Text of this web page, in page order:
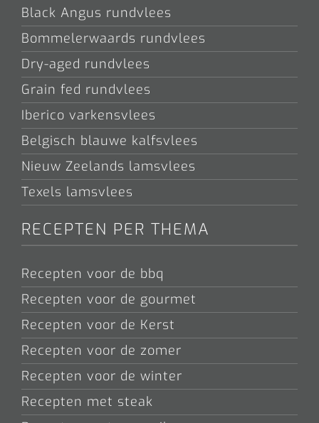
Black Angus rundvlees
Bommelerwaards rundvlees
Dry-aged rundvlees
Grain fed rundvlees
Iberico varkensvlees
Belgisch blauwe kalfsvlees
Nieuw Zeelands lamsvlees
Texels lamsvlees
RECEPTEN PER THEMA
Recepten voor de bbq
Recepten voor de gourmet
Recepten voor de Kerst
Recepten voor de zomer
Recepten voor de winter
Recepten met steak